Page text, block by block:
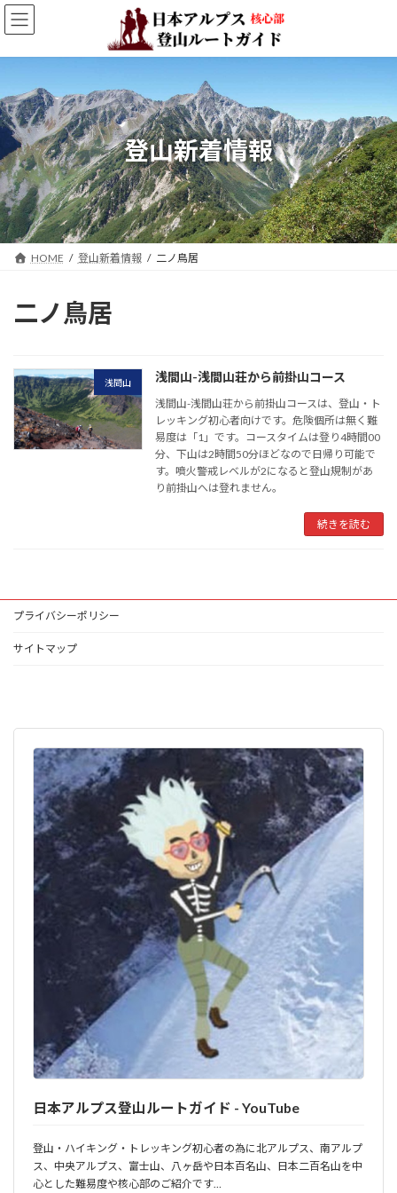
コ
ン
ン
へ
ス
キ
ッ
プ
ナ
ビ
ー
ョ
ン
に
移
動
登山新着情報
HOME 登山新着情報 二ノ鳥居
二ノ鳥居
浅間山 浅間山-浅間山荘から前掛山コース
浅間山-浅間山荘から前掛山コースは、登山・ト
レッキング初心者向けです。危険個所は無く難
易度は「1」です。コースタイムは登り4時間00
分、下山は2時間50分ほどなので日帰り可能で
す。噴火警戒レベルが2になると登山規制があ
り前掛山へは登れません。
続きを読む
プライバシーポリシー
サイトマップ
日本アルプス登山ルートガイド - YouTube
登山・ハイキング・トレッキング初心者の為に北アルプス、南アルプ
ス、中央アルプス、富士山、八ヶ岳や日本百名山、日本二百名山を中
心とした難易度や核心部のご紹介です…